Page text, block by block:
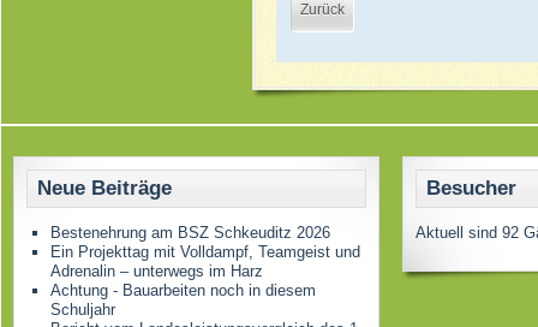
Zurück
Neue Beiträge
Bestenehrung am BSZ Schkeuditz 2026
Ein Projekttag mit Volldampf, Teamgeist und
Adrenalin – unterwegs im Harz
Achtung - Bauarbeiten noch in diesem
Schuljahr
Besucher
Aktuell sind 92